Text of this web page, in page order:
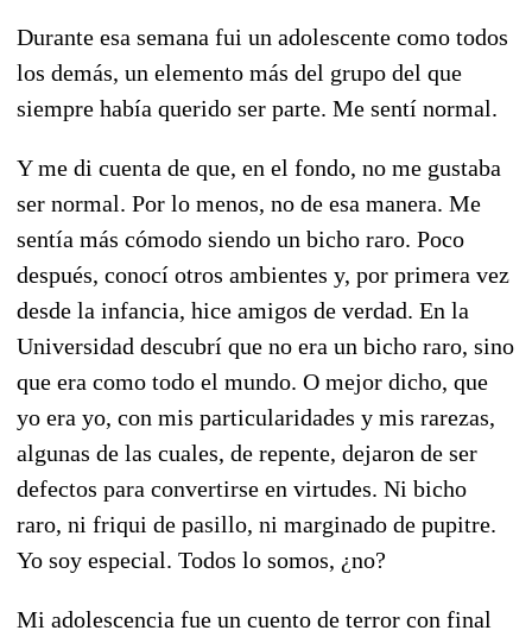
Durante esa semana fui un adolescente como todos
los demás, un elemento más del grupo del que
siempre había querido ser parte. Me sentí normal.
Y me di cuenta de que, en el fondo, no me gustaba
ser normal. Por lo menos, no de esa manera. Me
sentía más cómodo siendo un bicho raro. Poco
después, conocí otros ambientes y, por primera vez
desde la infancia, hice amigos de verdad. En la
Universidad descubrí que no era un bicho raro, sino
que era como todo el mundo. O mejor dicho, que
yo era yo, con mis particularidades y mis rarezas,
algunas de las cuales, de repente, dejaron de ser
defectos para convertirse en virtudes. Ni bicho
raro, ni friqui de pasillo, ni marginado de pupitre.
Yo soy especial. Todos lo somos, ¿no?
Mi adolescencia fue un cuento de terror con final